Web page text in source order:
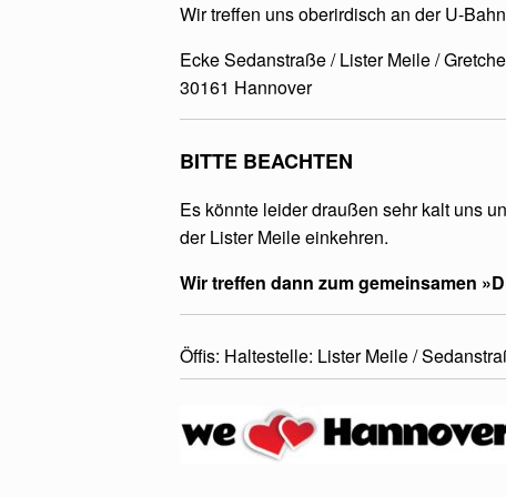
Wir treffen uns oberirdisch an der U-
Ecke Sedanstraße / Lister Meile /
30161 Hannover
BITTE BEACHTEN
Es könnte leider draußen sehr kalt uns
der Lister Meile einkehren.
Wir treffen dann zum gemeinsamen
Öffis: Haltestelle: Lister Meile /